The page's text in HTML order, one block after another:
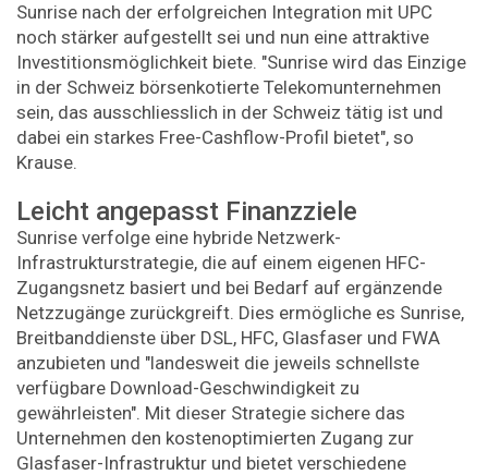
Sunrise nach der erfolgreichen Integration mit UPC
noch stärker aufgestellt sei und nun eine attraktive
Investitionsmöglichkeit biete. "Sunrise wird das Einzige
in der Schweiz börsenkotierte Telekomunternehmen
sein, das ausschliesslich in der Schweiz tätig ist und
dabei ein starkes Free-Cashflow-Profil bietet", so
Krause.
Leicht angepasst Finanzziele
Sunrise verfolge eine hybride Netzwerk-
Infrastrukturstrategie, die auf einem eigenen HFC-
Zugangsnetz basiert und bei Bedarf auf ergänzende
Netzzugänge zurückgreift. Dies ermögliche es Sunrise,
Breitbanddienste über DSL, HFC, Glasfaser und FWA
anzubieten und "landesweit die jeweils schnellste
verfügbare Download-Geschwindigkeit zu
gewährleisten". Mit dieser Strategie sichere das
Unternehmen den kostenoptimierten Zugang zur
Glasfaser-Infrastruktur und bietet verschiedene